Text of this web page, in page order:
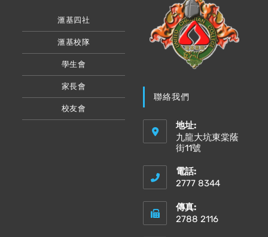
滙基四社
滙基校隊
學生會
家長會
校友會
聯絡我們
地址:
九龍大坑東棠蔭
街11號
電話:
2777 8344
傳真:
2788 2116